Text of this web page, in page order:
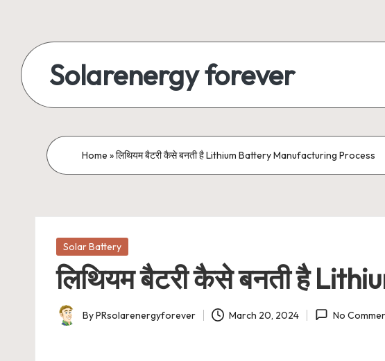
content
Solarenergy forever
बिजली
Home »लिथियम बैटरी कैसे बनती है Lithium Battery Manufacturing Process
Posted
in
Solar Battery
लिथियम बैटरी कैसे बनती है
Posted
ByPRsolarenergyforever March 20, 2024 No